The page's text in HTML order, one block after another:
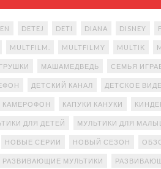
DETEJ DETI DIANA DISNEY
MULTFILM. MULTFILMY MULTIK
МАШАМЕДВЕДЬ СЕМЬЯ
ДЕТСКИЙ КАНАЛ ДЕТСКОЕ
КАМЕРОФОН КАПУКИ КАНУКИ
ДЛЯ ДЕТЕЙ МУЛЬТИКИ ДЛЯ
НОВЫЕ СЕРИИ НОВЫЙ СЕЗОН
РАЗВИВАЮЩИЕ МУЛЬТИКИ